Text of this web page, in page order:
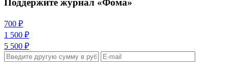
Поддержите журнал «Фома»
700 ₽
1 500 ₽
5 500 ₽